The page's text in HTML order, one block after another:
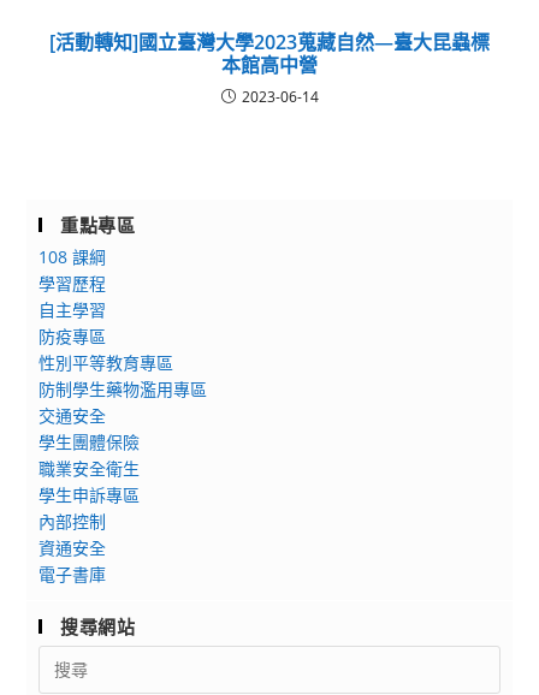
[活動轉知]國立臺灣大學2023蒐藏自然—臺大昆蟲標
本館高中營
2023-06-14
重點專區
108 課綱
學習歷程
自主學習
防疫專區
性別平等教育專區
防制學生藥物濫用專區
交通安全
學生團體保險
職業安全衛生
學生申訴專區
內部控制
資通安全
電子書庫
搜尋網站
Search
for: